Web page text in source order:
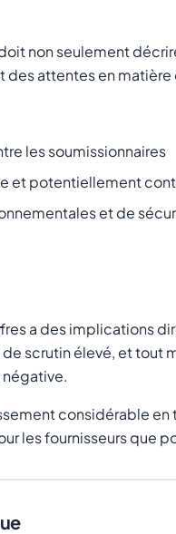
non seulement
attentes en
les soumissionnaires
et potentiellement
et de
a des implications
scrutin élevé, et tout
considérable
les fournisseurs que